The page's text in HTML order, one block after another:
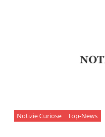
Notizie Curiose Top-News